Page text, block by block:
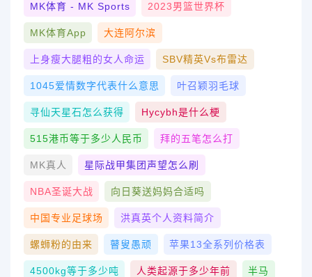
MK体育 - MK Sports 2023男篮世界杯
MK体育App 大连阿尔滨
上身瘦大腿粗的女人命运 SBV精英vs布雷达
1045爱情数字代表什么意思 叶召颖羽毛球
寻仙天星石怎么获得 Hycybh是什么梗
515港币等于多少人民币 拜的五笔怎么打
MK真人 星际战甲集团声望怎么刷
NBA圣诞大战 向日葵送妈妈合适吗
中国专业足球场 洪真英个人资料简介
螺蛳粉的由来 瞽叟愚顽 苹果13全系列价格表
4500kg等于多少吨 人类起源于多少年前 半马